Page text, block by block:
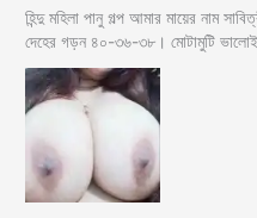
হিন্দু মহিলা পানু গল্প আমার মায়ের নাম
দেহের গড়ন ৪০-৩৬-৩৮। মোটামুটি ভালোই